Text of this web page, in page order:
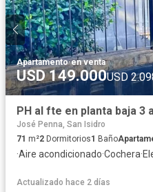
Apartamento·en venta
USD 149.000USD
PH al fte en planta baja 3
José Penna, San Isidro
71 m²2 Dormitorios1 Baño
·Aire acondicionado·Cochera·
Actualizado hace 2 días